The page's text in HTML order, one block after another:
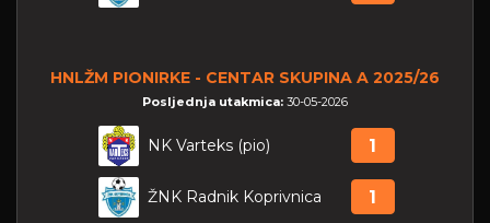
HNLŽM PIONIRKE - CENTAR SKUPINA A 2025/26
Posljednja utakmica: 30-05-2026
NK Varteks (pio) 1
ŽNK Radnik Koprivnica 1